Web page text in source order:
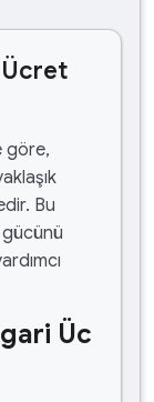
göre,
Bu
gücünü
Üc